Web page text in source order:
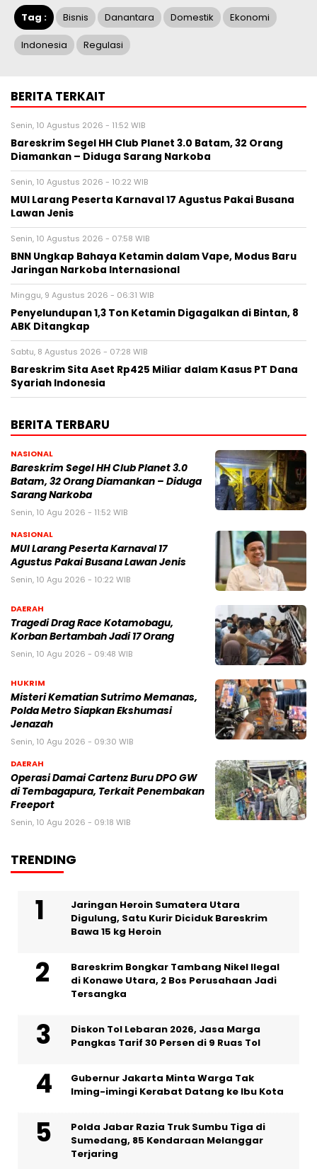
Tag : Bisnis Danantara Domestik Ekonomi
Indonesia Regulasi
BERITA TERKAIT
Senin, 10 Agustus 2026 - 11:52 WIB
Bareskrim Segel HH Club Planet 3.0 Batam, 32 Orang
Diamankan – Diduga Sarang Narkoba
Senin, 10 Agustus 2026 - 10:22 WIB
MUI Larang Peserta Karnaval 17 Agustus Pakai Busana
Lawan Jenis
Senin, 10 Agustus 2026 - 07:58 WIB
BNN Ungkap Bahaya Ketamin dalam Vape, Modus Baru
Jaringan Narkoba Internasional
Minggu, 9 Agustus 2026 - 06:31 WIB
Penyelundupan 1,3 Ton Ketamin Digagalkan di Bintan, 8
ABK Ditangkap
Sabtu, 8 Agustus 2026 - 07:28 WIB
Bareskrim Sita Aset Rp425 Miliar dalam Kasus PT Dana
Syariah Indonesia
BERITA TERBARU
NASIONAL
Bareskrim Segel HH Club Planet 3.0
Batam, 32 Orang Diamankan – Diduga
Sarang Narkoba
Senin, 10 Agu 2026 - 11:52 WIB
NASIONAL
MUI Larang Peserta Karnaval 17
Agustus Pakai Busana Lawan Jenis
Senin, 10 Agu 2026 - 10:22 WIB
DAERAH
Tragedi Drag Race Kotamobagu,
Korban Bertambah Jadi 17 Orang
Senin, 10 Agu 2026 - 09:48 WIB
HUKRIM
Misteri Kematian Sutrimo Memanas,
Polda Metro Siapkan Ekshumasi
Jenazah
Senin, 10 Agu 2026 - 09:30 WIB
DAERAH
Operasi Damai Cartenz Buru DPO GW
di Tembagapura, Terkait Penembakan
Freeport
Senin, 10 Agu 2026 - 09:18 WIB
TRENDING
Jaringan Heroin Sumatera Utara
Digulung, Satu Kurir Diciduk Bareskrim
Bawa 15 kg Heroin
Bareskrim Bongkar Tambang Nikel Ilegal
di Konawe Utara, 2 Bos Perusahaan Jadi
Tersangka
Diskon Tol Lebaran 2026, Jasa Marga
Pangkas Tarif 30 Persen di 9 Ruas Tol
Gubernur Jakarta Minta Warga Tak
Iming-imingi Kerabat Datang ke Ibu Kota
Polda Jabar Razia Truk Sumbu Tiga di
Sumedang, 85 Kendaraan Melanggar
Terjaring